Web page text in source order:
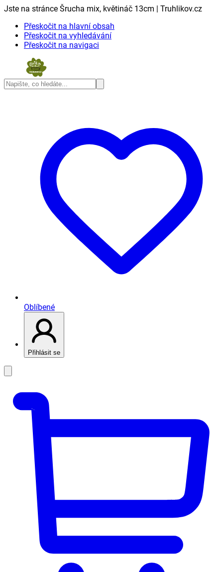
Jste na stránce Šrucha mix, květináč 13cm | Truhlikov.cz
Přeskočit na hlavní obsah
Přeskočit na vyhledávání
Přeskočit na navigaci
Oblíbené
Přihlásit se